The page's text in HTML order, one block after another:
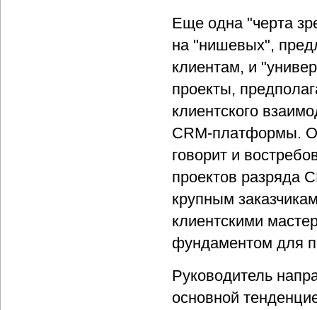
Еще одна "черта
на "нишевых",
клиентам, и
проекты,
клиентского
CRM-платформы. О
говорит и
проектов разряда
крупным
клиентскими
фундаментом для
Руководитель
основной